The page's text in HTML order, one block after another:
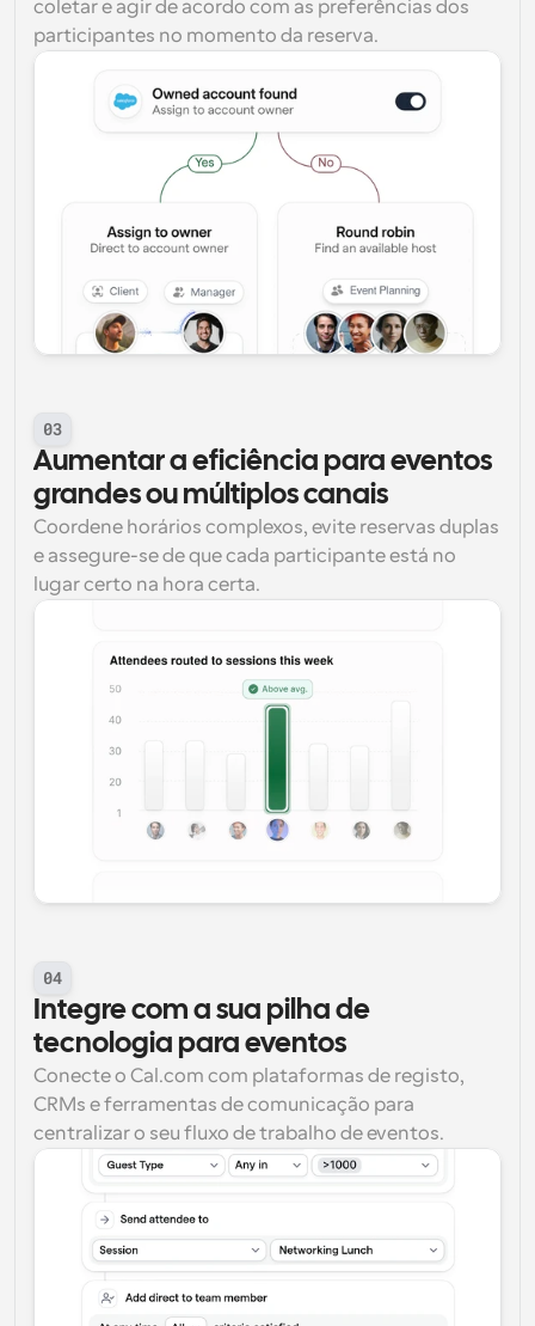
coletar e agir de acordo com as preferências dos
participantes no momento da reserva.
03
Aumentar a eficiência para eventos
grandes ou múltiplos canais
Coordene horários complexos, evite reservas duplas
e assegure-se de que cada participante está no
lugar certo na hora certa.
04
Integre com a sua pilha de
tecnologia para eventos
Conecte o Cal.com com plataformas de registo,
CRMs e ferramentas de comunicação para
centralizar o seu fluxo de trabalho de eventos.